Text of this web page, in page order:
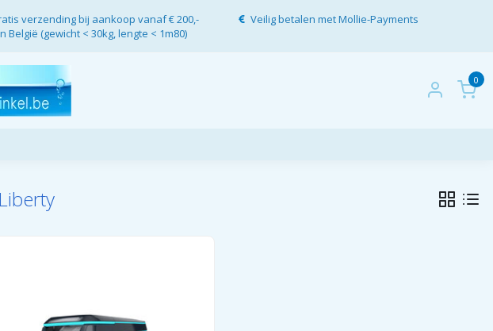
verzending bij aankoop vanaf € 200,-
België (gewicht < 30kg, lengte < 1m80)
Veilig betalen met Mollie-Payments
0